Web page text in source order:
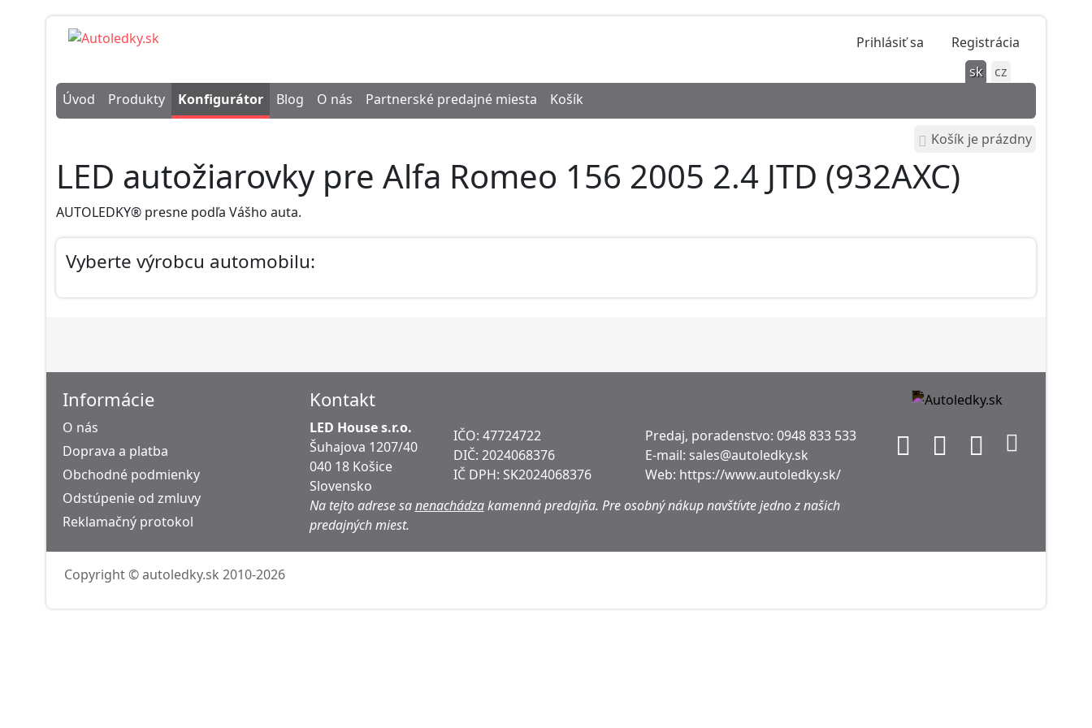
Prihlásiť sa
Registrácia
sk
cz
Úvod
Produkty Konfigurátor Blog O nás Partnerské predajné miesta Košík
Košík je prázdny
LED autožiarovky pre Alfa Romeo 156 2005 2.4 JTD (932AXC)
AUTOLEDKY® presne podľa Vášho auta.
Vyberte výrobcu automobilu:
Informácie
O nás
Doprava a platba
Obchodné podmienky
Odstúpenie od zmluvy
Reklamačný protokol
Kontakt
LED House s.r.o.
Šuhajova 1207/40
040 18 Košice
Slovensko
IČO: 47724722
DIČ: 2024068376
IČ DPH: SK2024068376
Predaj, poradenstvo: 0948 833 533
E-mail: sales@autoledky.sk
Web: https://www.autoledky.sk/
Na tejto adrese sanenachádzakamenná predajňa. Pre osobný nákup navštívte jedno z našich
predajných miest.
Copyright © autoledky.sk 2010-2026